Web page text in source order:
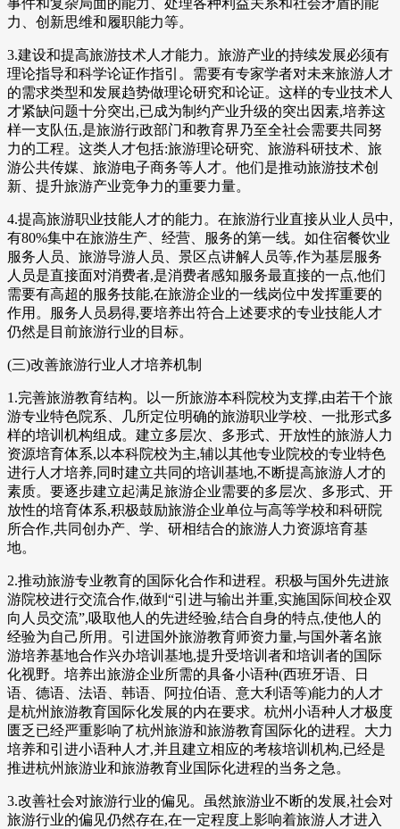
力、创新思维和履职能力等。
3.建设和提高旅游技术人才能力。旅游产业的持续发展必须有
理论指导和科学论证作指引。需要有专家学者对未来旅游人才
的需求类型和发展趋势做理论研究和论证。这样的专业技术人
才紧缺问题十分突出,已成为制约产业升级的突出因素,培养这
样一支队伍,是旅游行政部门和教育界乃至全社会需要共同努
力的工程。这类人才包括:旅游理论研究、旅游科研技术、旅
游公共传媒、旅游电子商务等人才。他们是推动旅游技术创
新、提升旅游产业竞争力的重要力量。
4.提高旅游职业技能人才的能力。在旅游行业直接从业人员中,
有80%集中在旅游生产、经营、服务的第一线。如住宿餐饮业
服务人员、旅游导游人员、景区点讲解人员等,作为基层服务
人员是直接面对消费者,是消费者感知服务最直接的一点,他们
需要有高超的服务技能,在旅游企业的一线岗位中发挥重要的
作用。服务人员易得,要培养出符合上述要求的专业技能人才
仍然是目前旅游行业的目标。
(三)改善旅游行业人才培养机制
1.完善旅游教育结构。以一所旅游本科院校为支撑,由若干个旅
游专业特色院系、几所定位明确的旅游职业学校、一批形式多
样的培训机构组成。建立多层次、多形式、开放性的旅游人力
资源培育体系,以本科院校为主,辅以其他专业院校的专业特色
进行人才培养,同时建立共同的培训基地,不断提高旅游人才的
素质。要逐步建立起满足旅游企业需要的多层次、多形式、开
放性的培育体系,积极鼓励旅游企业单位与高等学校和科研院
所合作,共同创办产、学、研相结合的旅游人力资源培育基
地。
2.推动旅游专业教育的国际化合作和进程。积极与国外先进旅
游院校进行交流合作,做到“引进与输出并重,实施国际间校企双
向人员交流”,吸取他人的先进经验,结合自身的特点,使他人的
经验为自己所用。引进国外旅游教育师资力量,与国外著名旅
游培养基地合作兴办培训基地,提升受培训者和培训者的国际
化视野。培养出旅游企业所需的具备小语种(西班牙语、日
语、德语、法语、韩语、阿拉伯语、意大利语等)能力的人才
是杭州旅游教育国际化发展的内在要求。杭州小语种人才极度
匮乏已经严重影响了杭州旅游和旅游教育国际化的进程。大力
培养和引进小语种人才,并且建立相应的考核培训机构,已经是
推进杭州旅游业和旅游教育业国际化进程的当务之急。
3.改善社会对旅游行业的偏见。虽然旅游业不断的发展,社会对
旅游行业的偏见仍然存在,在一定程度上影响着旅游人才进入